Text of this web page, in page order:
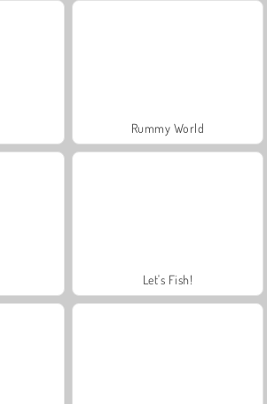
Rummy World
Let's Fish!